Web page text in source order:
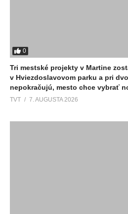
0
Tri mestské projekty v Martine
v Hviezdoslavovom parku a pri
nepokračujú, mesto chce vybrať
TVT 7. AUGUSTA 2026